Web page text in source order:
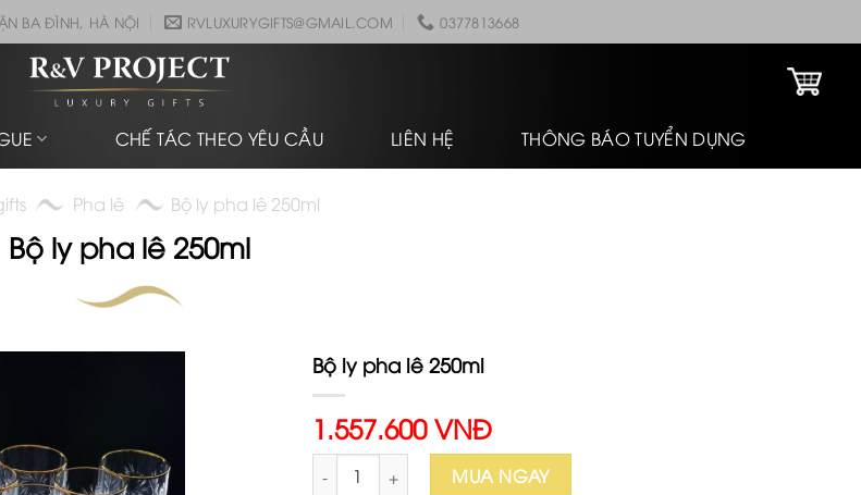
BA ĐÌNH, HÀ NỘI RVLUXURYGIFTS@GMAIL.COM 0377813668
CHẾ TÁC THEO YÊU CẦU LIÊN HỆ THÔNG BÁO TUYỂN DỤNG
Pha lê Bộ ly pha lê 250ml
Bộ ly pha lê 250ml
Bộ ly pha lê 250ml
1.557.600 VNĐ
Bộ ly pha lê 250ml số lượng
MUA NGAY